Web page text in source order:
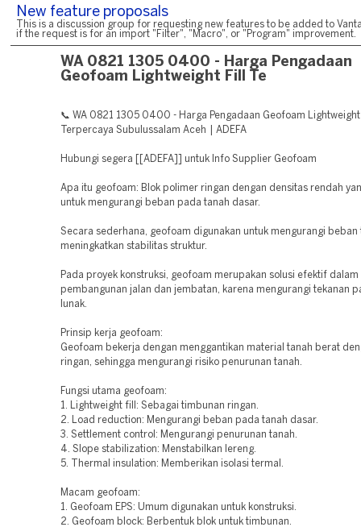
New feature proposals
This is a discussion group for requesting new features to be added to
if the request is for an import "Filter", "Macro", or "Program" improvement.
WA 0821 1305 0400 - Harga Pengadaan
Geofoam Lightweight Fill Te
📞 WA 0821 1305 0400 - Harga Pengadaan Geofoam Lightweight
Terpercaya Subulussalam Aceh | ADEFA
Hubungi segera [[ADEFA]] untuk Info Supplier Geofoam
Apa itu geofoam: Blok polimer ringan dengan densitas rendah
untuk mengurangi beban pada tanah dasar.
Secara sederhana, geofoam digunakan untuk mengurangi beban
meningkatkan stabilitas struktur.
Pada proyek konstruksi, geofoam merupakan solusi efektif dalam
pembangunan jalan dan jembatan, karena mengurangi tekanan
lunak.
Prinsip kerja geofoam:
Geofoam bekerja dengan menggantikan material tanah berat
ringan, sehingga mengurangi risiko penurunan tanah.
Fungsi utama geofoam:
1. Lightweight fill: Sebagai timbunan ringan.
2. Load reduction: Mengurangi beban pada tanah dasar.
3. Settlement control: Mengurangi penurunan tanah.
4. Slope stabilization: Menstabilkan lereng.
5. Thermal insulation: Memberikan isolasi termal.
Macam geofoam:
1. Geofoam EPS: Umum digunakan untuk konstruksi.
2. Geofoam block: Berbentuk blok untuk timbunan.